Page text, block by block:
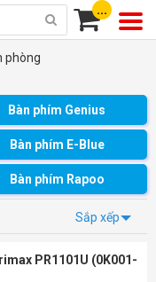
...
phòng
Bàn phím Genius
Bàn phím E-Blue
Bàn phím Rapoo
Sắp xếp
PR1101U (0K001-